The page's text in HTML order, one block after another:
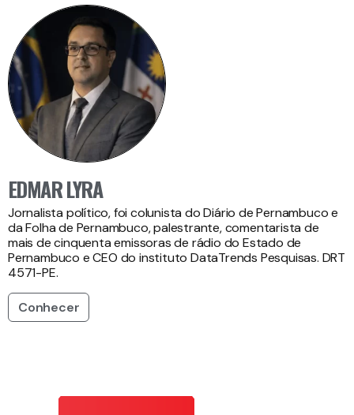
EDMAR LYRA
Jornalista político, foi colunista do Diário de Pernambuco e
da Folha de Pernambuco, palestrante, comentarista de
mais de cinquenta emissoras de rádio do Estado de
Pernambuco e CEO do instituto DataTrends Pesquisas. DRT
4571-PE.
Conhecer